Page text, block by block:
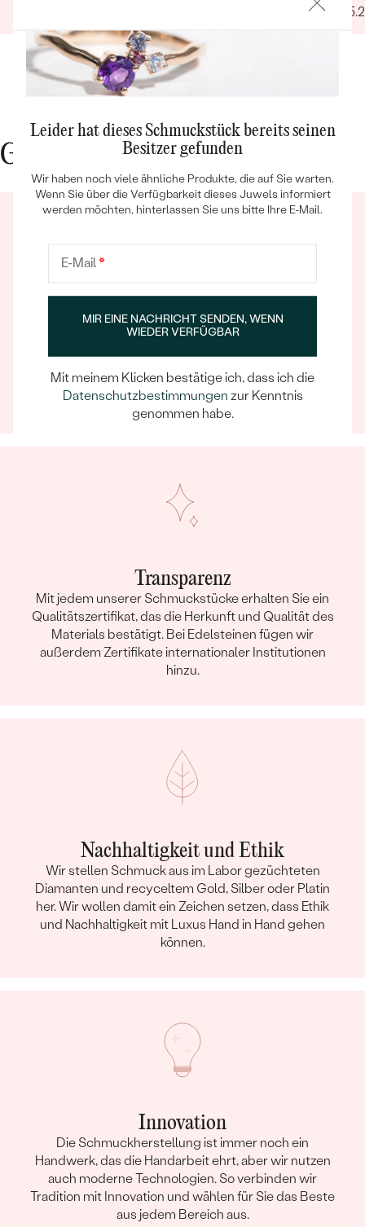
Bestseller
Gute Gründe für Eppi
Ein Eppi-sches Erlebnis
sich darauf verlassen, dass unser Team dafür sorgt,
dass schon die Auswahl eines Schmuckstücks zu
einem unvergesslichen Erlebnis wird.
Transparenz
Mit jedem unserer Schmuckstücke erhalten Sie ein
Qualitätszertifikat, das die Herkunft und Qualität des
Materials bestätigt. Bei Edelsteinen fügen wir
außerdem Zertifikate internationaler Institutionen
hinzu.
Nachhaltigkeit und Ethik
Wir stellen Schmuck aus im Labor gezüchteten
Diamanten und recyceltem Gold, Silber oder Platin
her. Wir wollen damit ein Zeichen setzen, dass Ethik
und Nachhaltigkeit mit Luxus Hand in Hand gehen
können.
Innovation
Die Schmuckherstellung ist immer noch ein
Handwerk, das die Handarbeit ehrt, aber wir nutzen
auch moderne Technologien. So verbinden wir
Tradition mit Innovation und wählen für Sie das Beste
aus jedem Bereich aus.
Leider hat dieses Schmuckstück bereits seinen
Besitzer gefunden
Wir haben noch viele ähnliche Produkte, die auf Sie warten.
Wenn Sie über die Verfügbarkeit dieses Juwels informiert
werden möchten, hinterlassen Sie uns bitte Ihre E-Mail.
E-Mail*
MIR EINE NACHRICHT SENDEN, WENN
WIEDER VERFÜGBAR
Mit meinem Klicken bestätige ich, dass ich die
Datenschutzbestimmungen zur Kenntnis
genommen habe.